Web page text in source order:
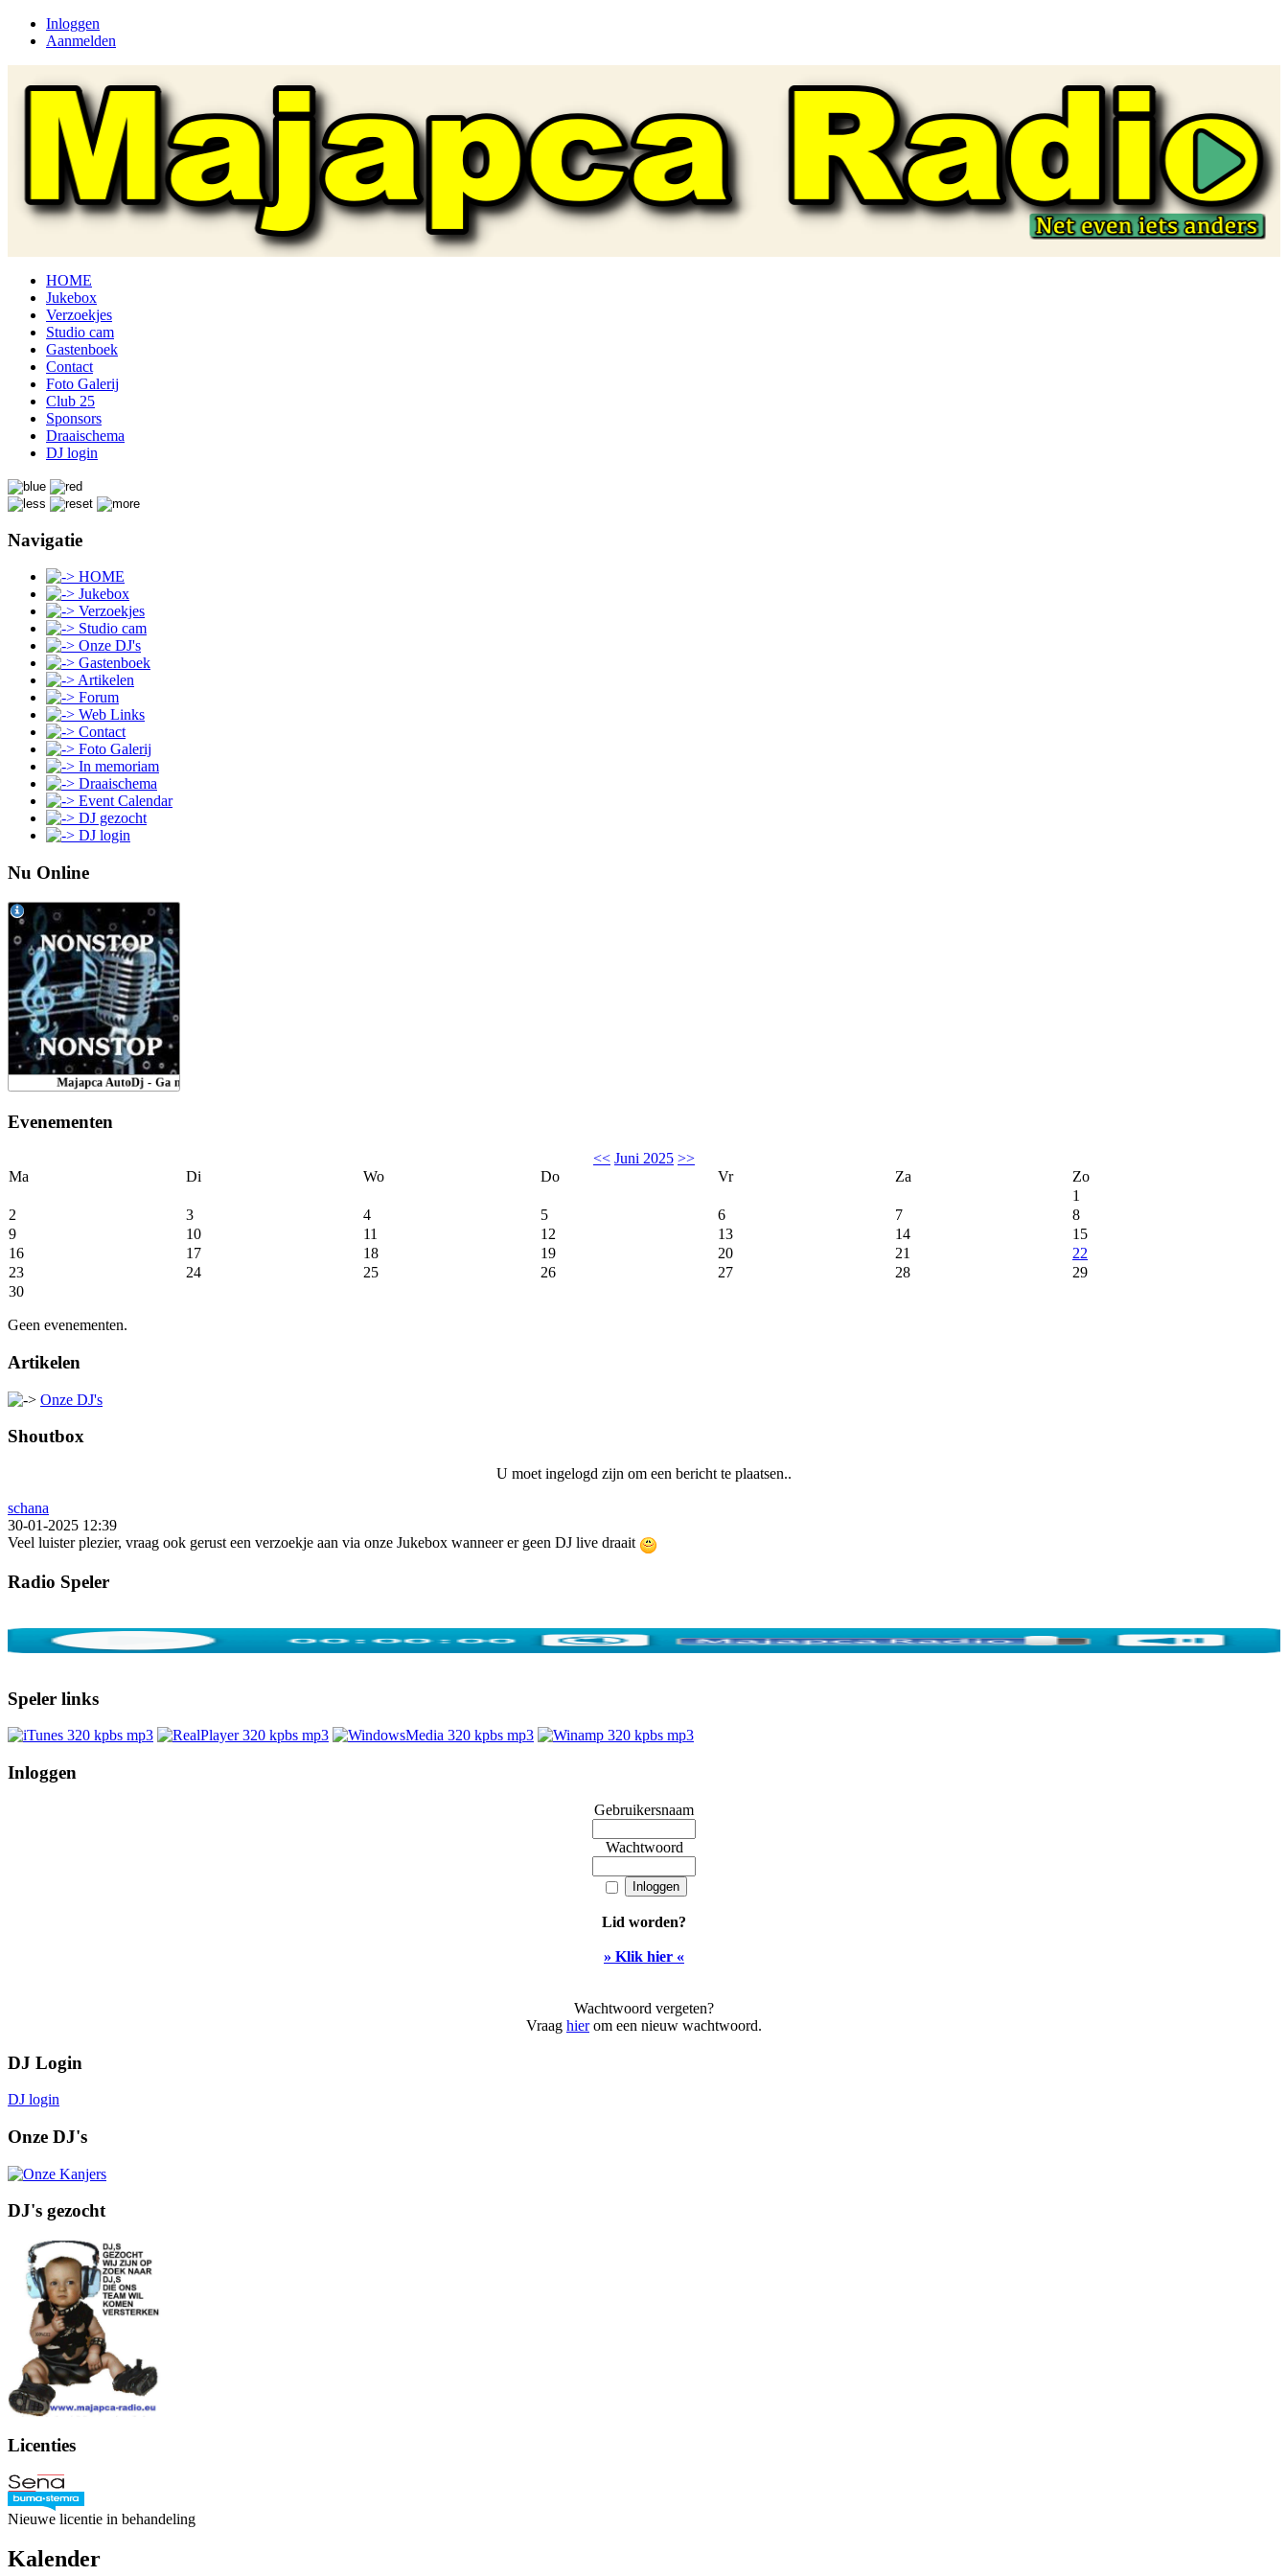
Inloggen
Aanmelden
HOME
Jukebox
Verzoekjes
Studio cam
Gastenboek
Contact
Foto Galerij
Club 25
Sponsors
Draaischema
DJ login
Navigatie
HOME
Jukebox
Verzoekjes
Studio cam
Onze DJ's
Gastenboek
Artikelen
Forum
Web Links
Contact
Foto Galerij
In memoriam
Draaischema
Event Calendar
DJ gezocht
DJ login
Nu Online
Evenementen
<< Juni 2025 >>
Ma
Di Wo Do Vr Za
Zo
1
2
3 4 5 6 7
8
9
10 11 12 13 14
15
16
17 18 19 20 21
22
23
24 25 26 27 28
29
30
Geen evenementen.
Artikelen
Onze DJ's
Shoutbox
U moet ingelogd zijn om een bericht te plaatsen..
schana
30-01-2025 12:39
Veel luister plezier, vraag ook gerust een verzoekje aan via onze Jukebox wanneer er geen DJ live draait
Radio Speler
Speler links
Inloggen
Gebruikersnaam
Wachtwoord
Lid worden?
» Klik hier «
Wachtwoord vergeten?
Vraag hierom een nieuw wachtwoord.
DJ Login
DJ login
Onze DJ's
DJ's gezocht
Licenties
Nieuwe licentie in behandeling
Kalender